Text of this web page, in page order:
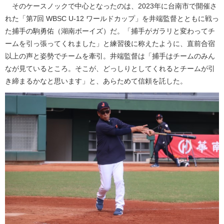
そのケースノックで中心となったのは、2023年に台南市で開催さ
れた「第7回 WBSC U-12 ワールドカップ」を井端監督とともに戦っ
た捕手の駒勇佑（湖南ボーイズ）だ。「捕手がガラリと変わってチ
ームを引っ張ってくれました」と練習後に称えたように、直前合宿
以上の声と姿勢でチームを牽引。井端監督は「捕手はチームのみん
なが見ているところ。そこが、どっしりとしてくれるとチームが引
き締まるかなと思います」と、あらためて信頼を託した。